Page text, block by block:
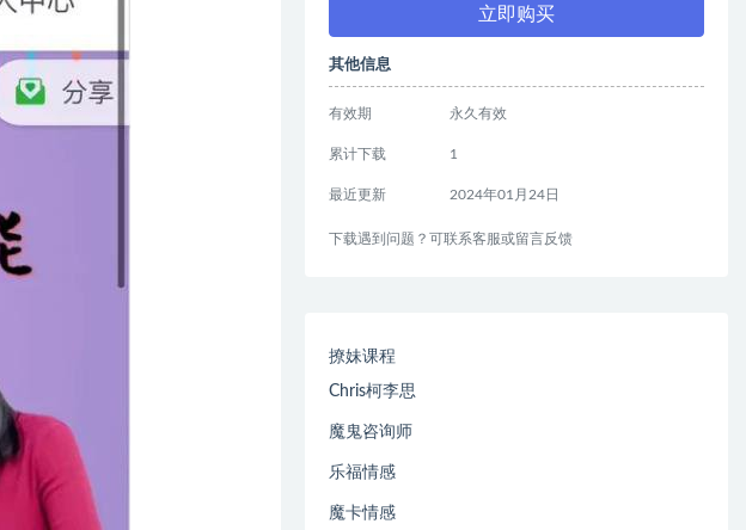
立即购买
其他信息
有效期 永久有效
累计下载 1
最近更新 2024年01月24日
下载遇到问题？可联系客服或留言反馈
撩妹课程
Chris柯李思
魔鬼咨询师
乐福情感
魔卡情感